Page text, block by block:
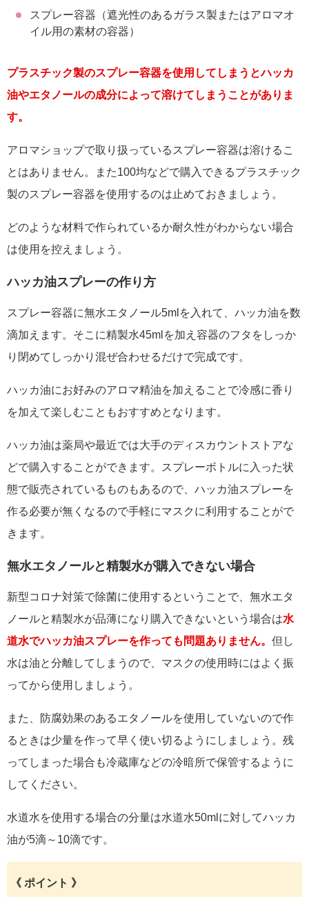
スプレー容器（遮光性のあるガラス製またはアロマオ
イル用の素材の容器）
プラスチック製のスプレー容器を使用してしまうとハッカ
油やエタノールの成分によって溶けてしまうことがありま
す。
アロマショップで取り扱っているスプレー容器は溶けるこ
とはありません。また100均などで購入できるプラスチック
製のスプレー容器を使用するのは止めておきましょう。
どのような材料で作られているか耐久性がわからない場合
は使用を控えましょう。
ハッカ油スプレーの作り方
スプレー容器に無水エタノール5mlを入れて、ハッカ油を数
滴加えます。そこに精製水45mlを加え容器のフタをしっか
り閉めてしっかり混ぜ合わせるだけで完成です。
ハッカ油にお好みのアロマ精油を加えることで冷感に香り
を加えて楽しむこともおすすめとなります。
ハッカ油は薬局や最近では大手のディスカウントストアな
どで購入することができます。スプレーボトルに入った状
態で販売されているものもあるので、ハッカ油スプレーを
作る必要が無くなるので手軽にマスクに利用することがで
きます。
無水エタノールと精製水が購入できない場合
新型コロナ対策で除菌に使用するということで、無水エタ
ノールと精製水が品薄になり購入できないという場合は水
道水でハッカ油スプレーを作っても問題ありません。 但し
水は油と分離してしまうので、マスクの使用時にはよく振
ってから使用しましょう。
また、防腐効果のあるエタノールを使用していないので作
るときは少量を作って早く使い切るようにしましょう。残
ってしまった場合も冷蔵庫などの冷暗所で保管するように
してください。
水道水を使用する場合の分量は水道水50mlに対してハッカ
油が5滴～10滴です。
《 ポイント 》